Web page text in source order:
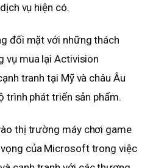
vụ hiện có.
đối mặt với những thách
vụ mua lại Activision
tranh tại Mỹ và châu Âu
trình phát triển sản phẩm.
thị trường máy chơi game
của Microsoft trong việc